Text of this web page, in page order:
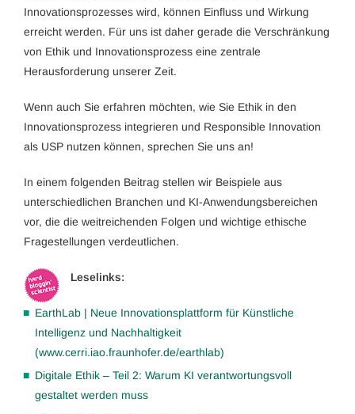
Innovationsprozesses wird, können Einfluss und Wirkung
erreicht werden. Für uns ist daher gerade die Verschränkung
von Ethik und Innovationsprozess eine zentrale
Herausforderung unserer Zeit.
Wenn auch Sie erfahren möchten, wie Sie Ethik in den
Innovationsprozess integrieren und Responsible Innovation
als USP nutzen können, sprechen Sie uns an!
In einem folgenden Beitrag stellen wir Beispiele aus
unterschiedlichen Branchen und KI-Anwendungsbereichen
vor, die die weitreichenden Folgen und wichtige ethische
Fragestellungen verdeutlichen.
Leselinks:
EarthLab | Neue Innovationsplattform für Künstliche
Intelligenz und Nachhaltigkeit
(www.cerri.iao.fraunhofer.de/earthlab)
Digitale Ethik – Teil 2: Warum KI verantwortungsvoll
gestaltet werden muss